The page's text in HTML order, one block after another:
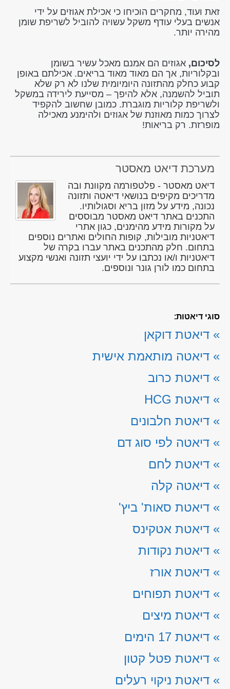
זאת ועוד, מחקרים הוכיחו כי אכילת אגוזים על ידי
אנשים בעלי עודף משקל עשויה להוביל לשריפת שומן
מהירה יותר.
לסיכום, אגוזים הם אמנם מאכל עשיר בשומן
ובקלוריות, אך הם מאוד מאוד בריאים. אכילתם באופן
קבוע כחלק מהתזונה היומיומית שלנו לא רק שלא
תוביל להשמנה, אלא להיפך – מסייעת לירידה במשקל
ולשריפת קלוריות מוגברת. כמובן שחשוב להקפיד
לצרוך כמות מאוזנת של אגוזים ולהימנע מאכילה
מופרזת. רק בריאות!
מערכת דיאט מאסטר
דיאט מאסטר - פלטפורמה מקוונת ובה
מדריכים מקיפים בנושאי דיאטה ותזונה
נכונה, מידע על מזון בריא וסגולותיו.
התכנים באתר דיאט מאסטר מבוססים
על מקורות מידע מהימנים, כגון אתרי
דיאטניות מובילות, קופות החולים ואתרים נוספים
בתחום. חלק מהתכנים באתר עברו בקרה של
דיאטניות ו/או נכתבו על ידי יועצי תזונה ואנשי מקצוע
בתחום כמו לורן גונר ונוספים.
סוגי דיאטות:
» דיאטת דוקאן
» דיאטה מותאמת אישית
» דיאטת כרוב
» דיאטת HCG
» דיאטת חלבונים
» דיאטה לפי סוג דם
» דיאטת לחם
» דיאטה קלה
» דיאטת סאות' ביץ'
» דיאטת אטקינס
» דיאטת נקודות
» דיאטת אורז
» דיאטת תפוחים
» דיאטת מיצים
» דיאטת 17 הימים
» דיאטת פטל קטון
» דיאטת ניקוי רעלים